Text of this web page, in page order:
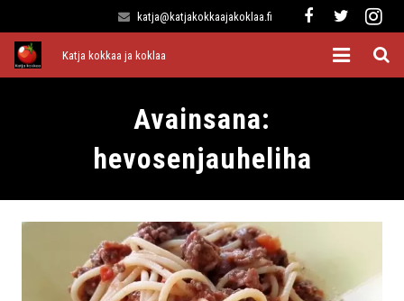
katja@katjakokkaajakoklaa.fi
Katja kokkaa ja koklaa
Lisukkeet
Avainsana:
hevosenjauheliha